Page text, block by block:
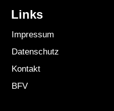
Links
Impressum
Datenschutz
Kontakt
BFV